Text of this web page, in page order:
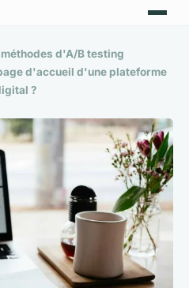
d'A/B testing
d'accueil d'une plateforme
?